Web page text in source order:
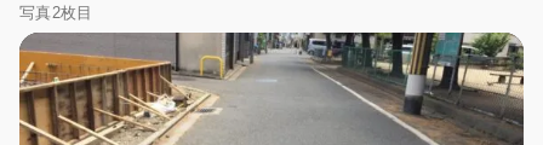
写真2枚目